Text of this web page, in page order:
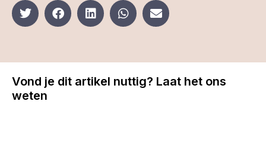
Vond je dit artikel nuttig? Laat het ons
weten